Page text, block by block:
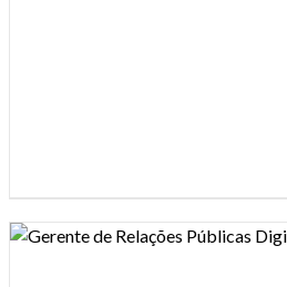
Design preview image